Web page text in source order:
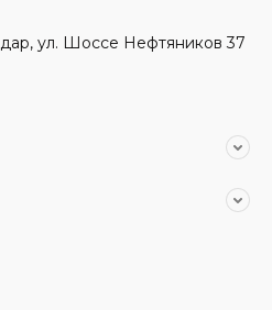
ул. Шоссе Нефтяников 37